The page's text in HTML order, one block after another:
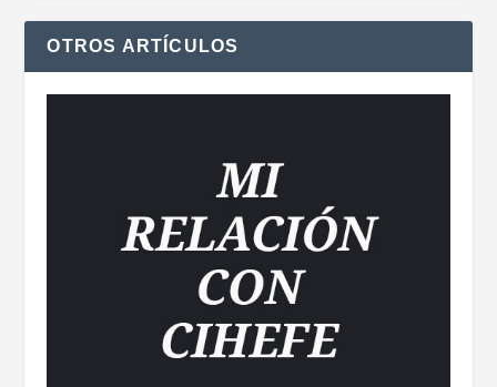
OTROS ARTÍCULOS